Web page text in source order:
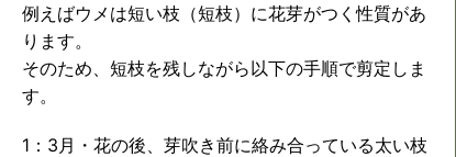
例えばウメは短い枝（短枝）に花芽がつく性質があ
ります。
そのため、短枝を残しながら以下の手順で剪定しま
す。
1：3月・花の後、芽吹き前に絡み合っている太い枝